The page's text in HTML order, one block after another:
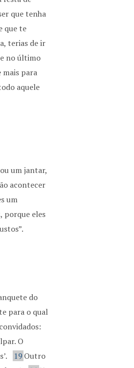
que tenha
que te
terias de ir
no último
mais para
aquele
um jantar,
acontecer
um
porque eles
do
para o qual
O
19 Outro